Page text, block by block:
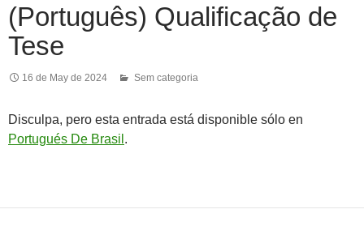
(Português) Qualificação de
Tese
16 de May de 2024 Sem categoria
Disculpa, pero esta entrada está disponible sólo en
Portugués De Brasil .